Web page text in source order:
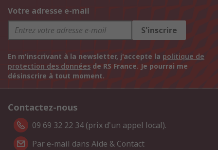
Votre adresse e-mail
S'inscrire
En m'inscrivant à la newsletter, j'accepte la politique de
protection des données de RS France. Je pourrai me
désinscrire à tout moment.
Contactez-nous
09 69 32 22 34 (prix d'un appel local).
Par e-mail dans Aide & Contact